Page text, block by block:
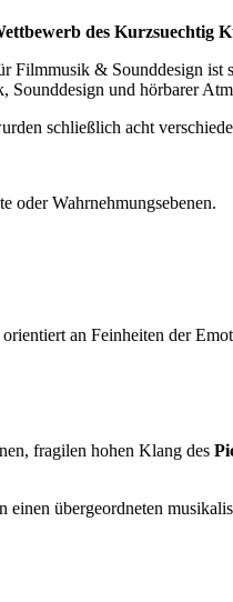
des Kurzsuechtig
& Sounddesign ist
und hörbarer
schließlich acht
oder Wahrnehmungsebenen.
an Feinheiten der
fragilen hohen Klang des
übergeordneten